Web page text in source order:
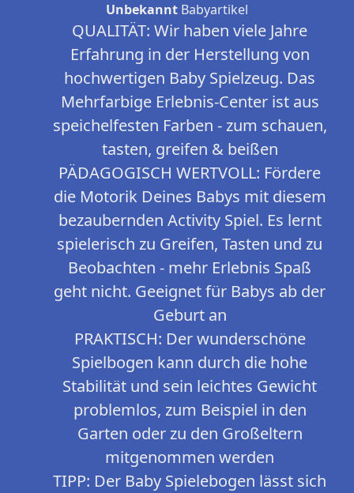
Unbekannt Babyartikel
QUALITÄT: Wir haben viele Jahre
Erfahrung in der Herstellung von
hochwertigen Baby Spielzeug. Das
Mehrfarbige Erlebnis-Center ist aus
speichelfesten Farben - zum schauen,
tasten, greifen & beißen
PÄDAGOGISCH WERTVOLL: Fördere
die Motorik Deines Babys mit diesem
bezaubernden Activity Spiel. Es lernt
spielerisch zu Greifen, Tasten und zu
Beobachten - mehr Erlebnis Spaß
geht nicht. Geeignet für Babys ab der
Geburt an
PRAKTISCH: Der wunderschöne
Spielbogen kann durch die hohe
Stabilität und sein leichtes Gewicht
problemlos, zum Beispiel in den
Garten oder zu den Großeltern
mitgenommen werden
TIPP: Der Baby Spielebogen lässt sich